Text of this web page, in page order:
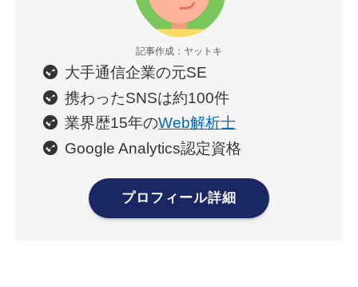
記事作成：ヤットキ
大手通信企業の元SE
携わったSNSは約100件
業界歴15年のWeb解析士
Google Analytics認定資格
プロフィール詳細